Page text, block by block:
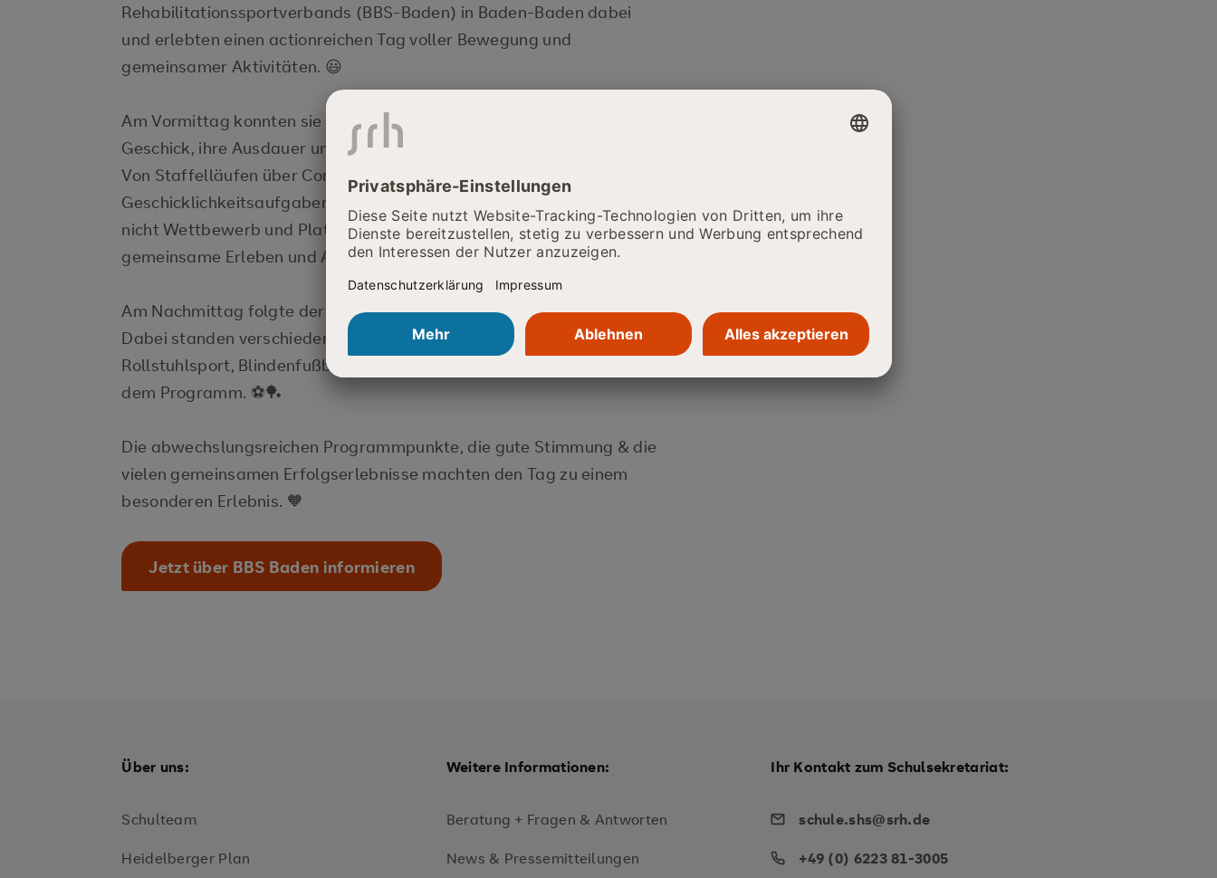
Rehabilitationssportverbands (BBS-Baden) in Baden-Baden dabei
und erlebten einen actionreichen Tag voller Bewegung und
gemeinsamer Aktivitäten. 😃
Am Vormittag konnten sie an zehn unterschiedlichen Stationen ihr
Geschick, ihre Ausdauer und ihre Teamfähigkeit unter Beweis stellen.
Von Staffelläufen über Cornhole und Shuffleboard bis hin zu kreativen
Geschicklichkeitsaufgaben war für alle etwas dabei. Dabei standen
nicht Wettbewerb und Platzierungen im Mittelpunkt, sondern das
gemeinsame Erleben und Ausprobieren. 🤝
Am Nachmittag folgte der Programmpunkt „Perspektivwechsel“.
Dabei standen verschiedene Sportangebote wie Paratischtennis,
Rollstuhlsport, Blindenfußball und eine Biathlon-Schießanlage auf
dem Programm. ⚽🏓
Die abwechslungsreichen Programmpunkte, die gute Stimmung & die
vielen gemeinsamen Erfolgserlebnisse machten den Tag zu einem
besonderen Erlebnis. 🧡
Jetzt über BBS Baden informieren
Über uns:
Schulteam
Heidelberger Plan
Weitere Informationen:
Beratung + Fragen & Antworten
News & Pressemitteilungen
Ihr Kontakt zum Schulsekretariat:
schule.shs@srh.de
+49 (0) 6223 81-3005